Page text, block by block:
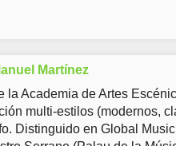
Martínez
la Academia de Artes
multi-estilos (modernos,
Distinguido en Global